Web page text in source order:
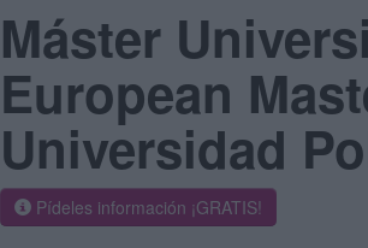
Máster
European
Universidad
Pídeles información ¡GRATIS!